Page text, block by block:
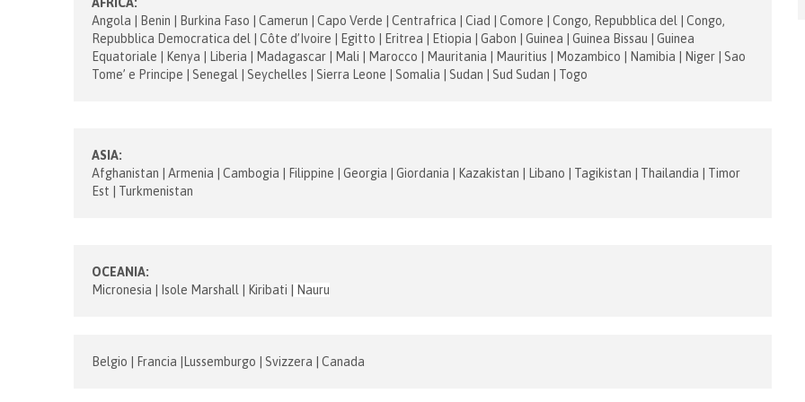
AFRICA:
Angola | Benin | Burkina Faso | Camerun | Capo Verde | Centrafrica | Ciad | Comore | Congo, Repubblica del | Congo,
Repubblica Democratica del | Côte d’Ivoire | Egitto | Eritrea | Etiopia | Gabon | Guinea | Guinea Bissau | Guinea
Equatoriale | Kenya | Liberia | Madagascar | Mali | Marocco | Mauritania | Mauritius | Mozambico | Namibia | Niger | Sao
Tome’ e Principe | Senegal | Seychelles | Sierra Leone | Somalia | Sudan | Sud Sudan | Togo
ASIA:
Afghanistan | Armenia | Cambogia | Filippine | Georgia | Giordania | Kazakistan | Libano | Tagikistan | Thailandia | Timor
Est | Turkmenistan
OCEANIA:
Micronesia | Isole Marshall | Kiribati |
Nauru
Belgio | Francia |Lussemburgo | Svizzera | Canada